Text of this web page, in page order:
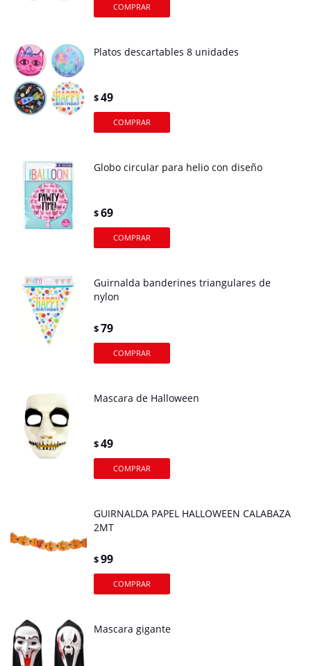
Platos descartables 8 unidades
$49
Globo circular para helio con diseño
$69
Guirnalda banderines triangulares de
nylon
$79
Mascara de Halloween
$49
GUIRNALDA PAPEL HALLOWEEN CALABAZA
2MT
$99
Mascara gigante